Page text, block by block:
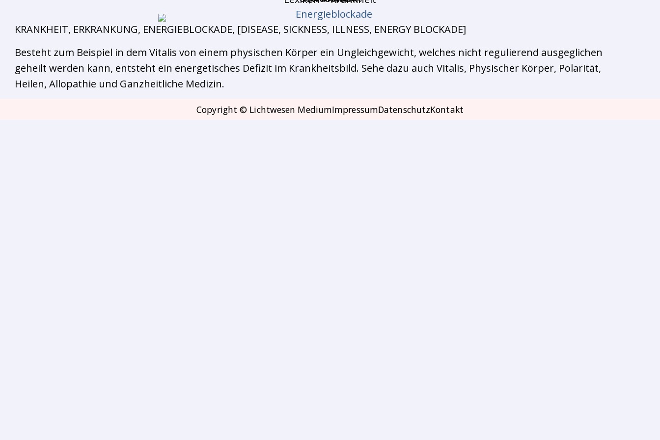
KRANKHEIT, ERKRANKUNG, ENERGIEBLOCKADE, [DISEASE, SICKNESS, ILLNESS, ENERGY BLOCKADE]
Besteht zum Beispiel in dem Vitalis von einem physischen Körper ein Ungleichgewicht, welches nicht regulierend ausgeglichen
geheilt werden kann, entsteht ein energetisches Defizit im Krankheitsbild. Sehe dazu auch Vitalis, Physischer Körper, Polarität,
Heilen, Allopathie und Ganzheitliche Medizin.
Copyright © Lichtwesen MediumImpressumDatenschutzKontakt